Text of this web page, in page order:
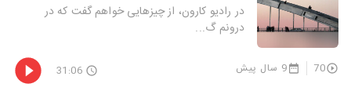
در رادیو کارون، از چیزهایی خواهم گفت که در
درونم گ...
70 9 سال پیش 31:06